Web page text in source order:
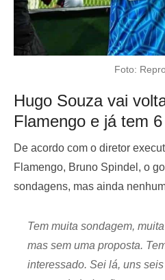
Foto:
Hugo Souza vai
Flamengo e já tem
De acordo com o diretor
Flamengo, Bruno Spindel, o
sondagens, mas ainda
Tem muita sondagem,
mas sem uma proposta.
interessado. Sei lá, uns